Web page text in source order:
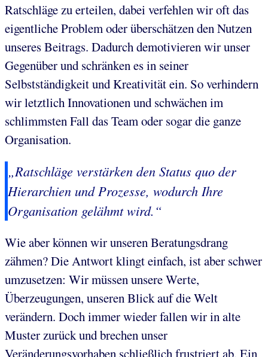
Ratschläge zu erteilen, dabei verfehlen wir oft das
eigentliche Problem oder überschätzen den Nutzen
unseres Beitrags. Dadurch demotivieren wir unser
Gegenüber und schränken es in seiner
Selbstständigkeit und Kreativität ein. So verhindern
wir letztlich Innovationen und schwächen im
schlimmsten Fall das Team oder sogar die ganze
Organisation.
„Ratschläge verstärken den Status quo der
Hierarchien und Prozesse, wodurch Ihre
Organisation gelähmt wird.“
Wie aber können wir unseren Beratungsdrang
zähmen? Die Antwort klingt einfach, ist aber schwer
umzusetzen: Wir müssen unsere Werte,
Überzeugungen, unseren Blick auf die Welt
verändern. Doch immer wieder fallen wir in alte
Muster zurück und brechen unser
Veränderungsvorhaben schließlich frustriert ab. Ein